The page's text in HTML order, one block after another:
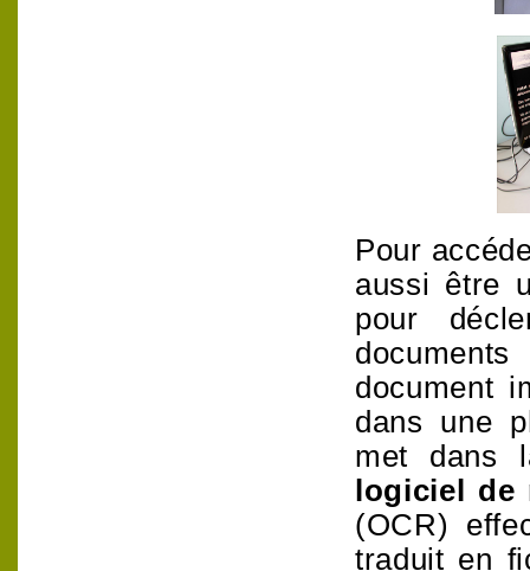
Pour
aussi être
pour
document
dans une
met dans
logiciel de
(OCR)
traduit en